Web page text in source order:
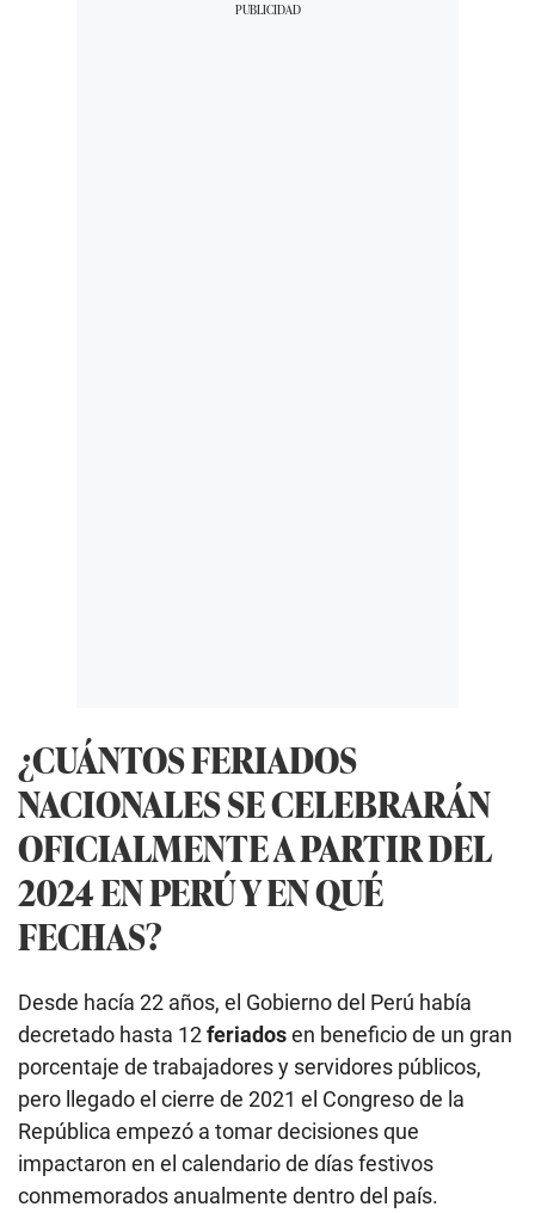
¿CUÁNTOS FERIADOS
NACIONALES SE CELEBRARÁN
OFICIALMENTE A PARTIR DEL
2024 EN PERÚ Y EN QUÉ
FECHAS?
Desde hacía 22 años, el Gobierno del Perú había
decretado hasta 12feriadosen beneficio de un gran
porcentaje de trabajadores y servidores públicos,
pero llegado el cierre de 2021 el Congreso de la
República empezó a tomar decisiones que
impactaron en el calendario de días festivos
conmemorados anualmente dentro del país.